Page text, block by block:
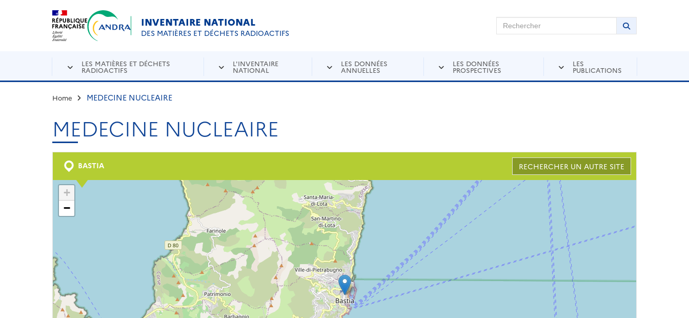
Aller au contenu principal
INVENTAIRE NATIONAL
DES MATIÈRES ET DÉCHETS RADIOACTIFS
Rechercher sur Andra Inventaire Rechercher
Lancer la
LES MATIÈRES ET DÉCHETS
RADIOACTIFS
L'INVENTAIRE
NATIONAL
LES DONNÉES
ANNUELLES
LES DONNÉES
PROSPECTIVES
LES
PUBLICATIONS
Home MEDECINE NUCLEAIRE
MEDECINE NUCLEAIRE
BASTIA RECHERCHER UN AUTRE SITE
+
−